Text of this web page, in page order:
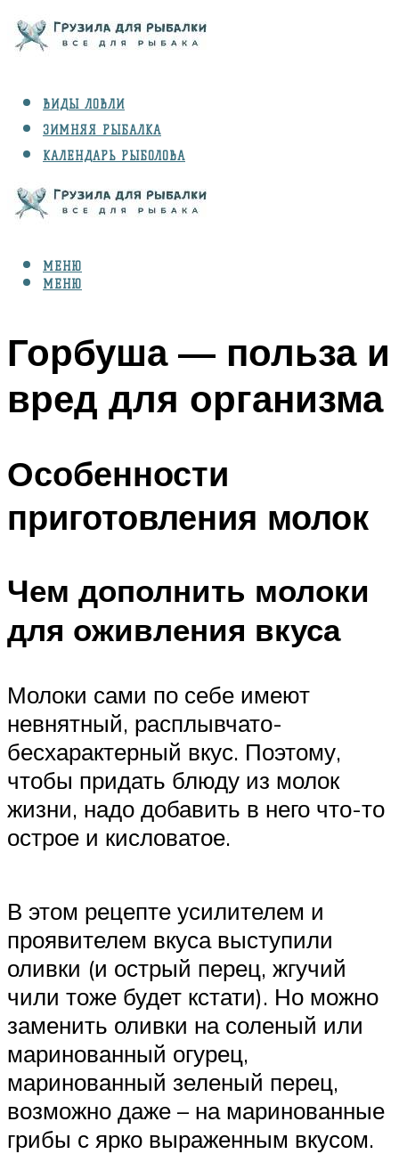
ВИДЫ ЛОВЛИ
ЗИМНЯЯ РЫБАЛКА
КАЛЕНДАРЬ РЫБОЛОВА
СНАРЯЖЕНИЕ
МЕНЮ
МЕНЮ
Горбуша — польза и
вред для организма
Особенности
приготовления молок
Чем дополнить молоки
для оживления вкуса
Молоки сами по себе имеют
невнятный, расплывчато-
бесхарактерный вкус. Поэтому,
чтобы придать блюду из молок
жизни, надо добавить в него что-то
острое и кисловатое.
В этом рецепте усилителем и
проявителем вкуса выступили
оливки (и острый перец, жгучий
чили тоже будет кстати). Но можно
заменить оливки на соленый или
маринованный огурец,
маринованный зеленый перец,
возможно даже – на маринованные
грибы с ярко выраженным вкусом.